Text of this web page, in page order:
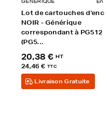
Lot de cartouches
NOIR - Générique
correspondant à PG512
(PG5...
20,38 € HT
24,46 € TTC
Livraison Gratuite